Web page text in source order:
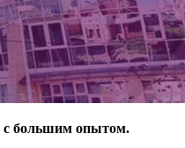
с большим опытом.